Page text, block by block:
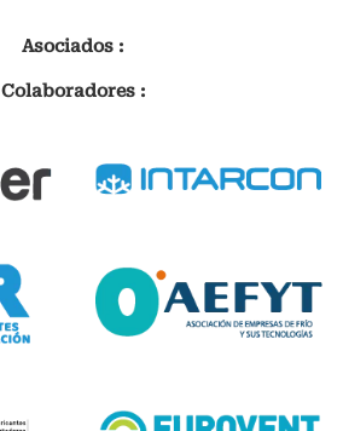
Asociados :
Colaboradores :